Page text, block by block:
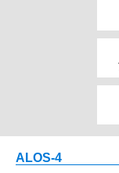
ALOS-4